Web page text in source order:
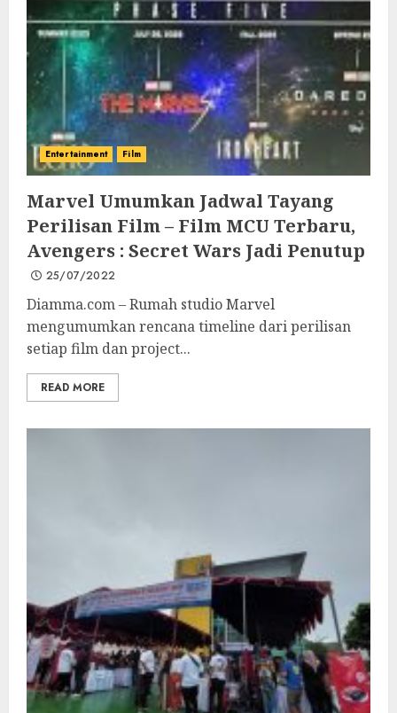
Entertainment Film
Marvel Umumkan Jadwal Tayang
Perilisan Film – Film MCU Terbaru,
Avengers : Secret Wars Jadi Penutup
25/07/2022
Diamma.com – Rumah studio Marvel
mengumumkan rencana timeline dari perilisan
setiap film dan project...
READ MORE